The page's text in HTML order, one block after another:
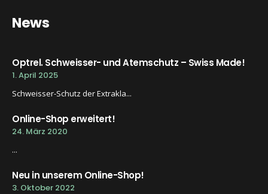
News
Optrel. Schweisser- und Atemschutz – Swiss Made!
1. April 2025
Schweisser-Schutz der Extrakla...
Online-Shop erweitert!
24. März 2020
...
Neu in unserem Online-Shop!
3. Oktober 2022